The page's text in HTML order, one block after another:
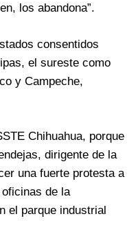
los abandona”.
consentidos
el sureste como
y Campeche,
Chihuahua, porque
dirigente de la
una fuerte protesta a
de la
el parque industrial